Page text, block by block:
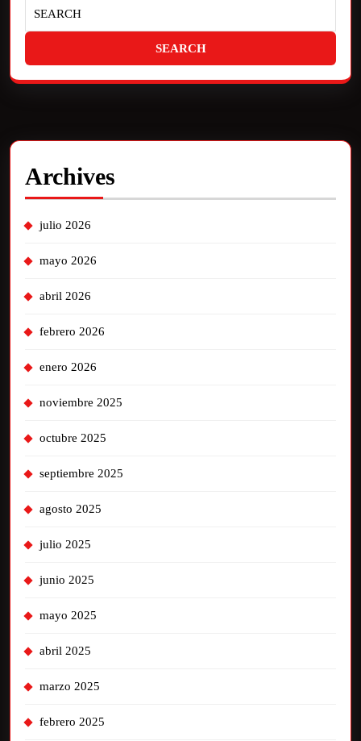
Archives
julio 2026
mayo 2026
abril 2026
febrero 2026
enero 2026
noviembre 2025
octubre 2025
septiembre 2025
agosto 2025
julio 2025
junio 2025
mayo 2025
abril 2025
marzo 2025
febrero 2025